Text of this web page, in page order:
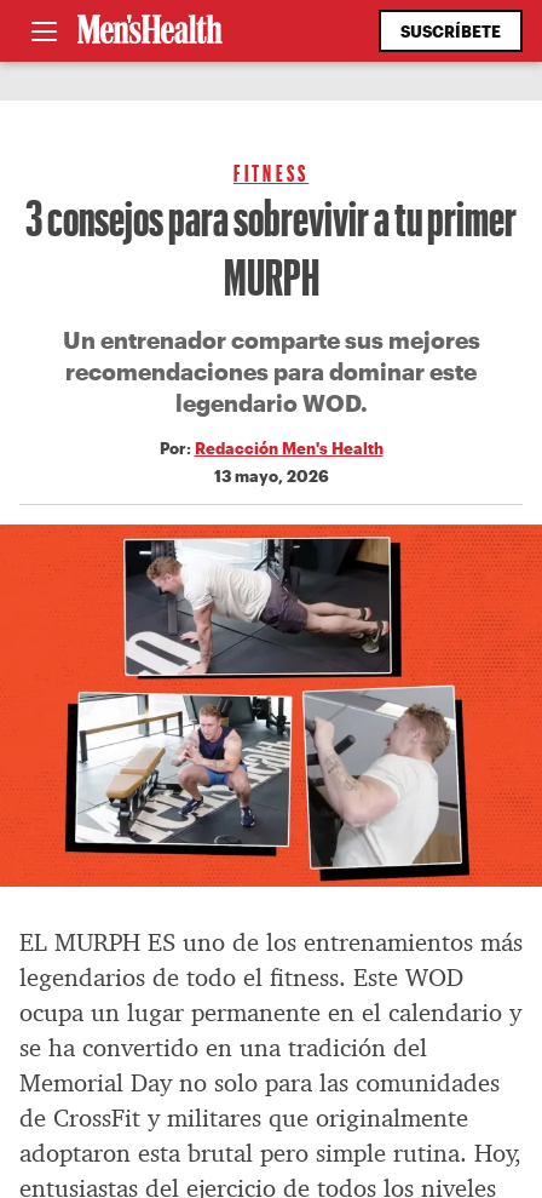
SUSCRÍBETE
FITNESS
3 consejos para sobrevivir a tu primer
MURPH
Un entrenador comparte sus mejores
recomendaciones para dominar este
legendario WOD.
Por: Redacción Men's Health
13 mayo, 2026
EL MURPH ES uno de los entrenamientos más
legendarios de todo el fitness. Este WOD
ocupa un lugar permanente en el calendario y
se ha convertido en una tradición del
Memorial Day no solo para las comunidades
de CrossFit y militares que originalmente
adoptaron esta brutal pero simple rutina. Hoy,
entusiastas del ejercicio de todos los niveles